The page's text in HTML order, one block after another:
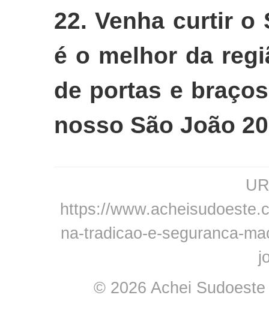
22. Venha curtir o
é o melhor da
de portas e
nosso São João
https://
na-tradicao-e-seguranca-
© 2026 Achei